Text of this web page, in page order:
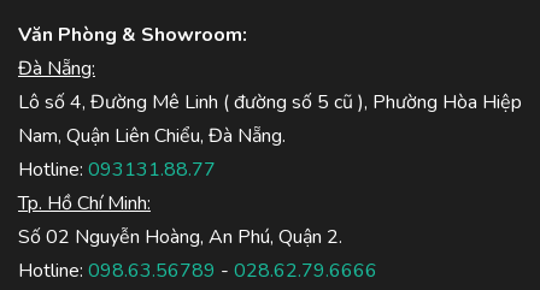
Văn Phòng & Showroom:
Đà Nẵng:
Lô số 4, Đường Mê Linh ( đường số 5 cũ ), Phường Hòa Hiệp
Nam, Quận Liên Chiểu, Đà Nẵng.
Hotline: 093131.88.77
Tp. Hồ Chí Minh:
Số 02 Nguyễn Hoàng, An Phú, Quận 2.
Hotline: 098.63.56789 - 028.62.79.6666